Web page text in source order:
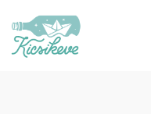
content